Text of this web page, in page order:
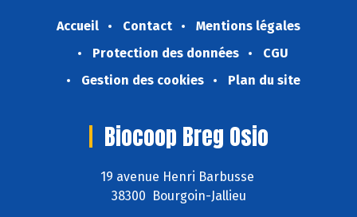
Accueil Contact
Mentions légales
Protection des données
CGU
Gestion des cookies
Plan du site
Biocoop Breg Osio
19 avenue Henri Barbusse
38300 Bourgoin-Jallieu